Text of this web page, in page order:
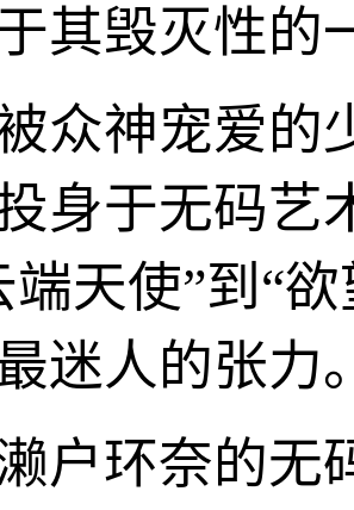
其毁灭性的
众神宠爱的
身于无码艺
端天使”到“
迷人的张力
户环奈的无